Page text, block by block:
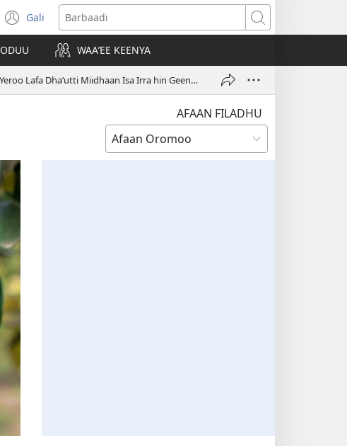
Gali
(opens
new
window)
Barbaadi
ODUU WAAʼEE KEENYA
Qola Poomeloo Isa Yeroo Lafa Dhaʼutti Miidhaan Isa Irra hin Geenye
AFAAN FILADHU